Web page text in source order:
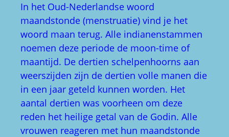
In het Oud-Nederlandse woord
maandstonde (menstruatie) vind je het
woord maan terug. Alle indianenstammen
noemen deze periode de moon-time of
maantijd. De dertien schelpenhoorns aan
weerszijden zijn de dertien volle manen die
in een jaar geteld kunnen worden. Het
aantal dertien was voorheen om deze
reden het heilige getal van de Godin. Alle
vrouwen reageren met hun maandstonde